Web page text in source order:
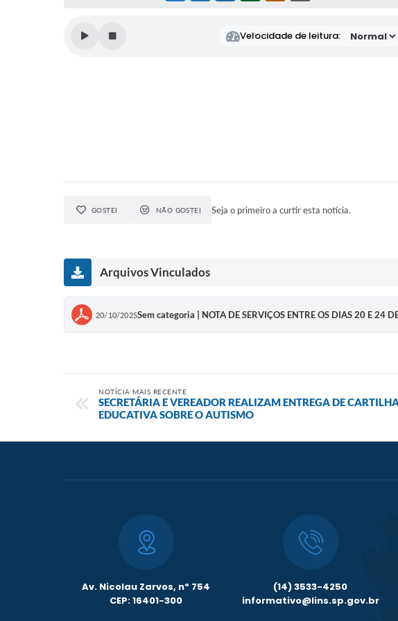
Velocidade de leitura:
GOSTEI NÃO GOSTEI Seja o primeiro a curtir esta notícia.
Arquivos Vinculados
20/10/2025Sem categoria | NOTA DE SERVIÇOS ENTRE OS DIAS 20 E 24
NOTÍCIA MAIS RECENTE
SECRETÁRIA E VEREADOR REALIZAM ENTREGA DE
EDUCATIVA SOBRE O AUTISMO
Av. Nicolau Zarvos, nº 754
CEP: 16401-300
(14) 3533-4250
informativo@lins.sp.gov.br